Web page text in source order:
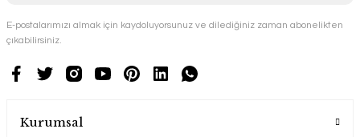
E-postalarımızı almak için kaydoluyorsunuz ve dilediğiniz zaman abonelikten
çıkabilirsiniz.
Kurumsal